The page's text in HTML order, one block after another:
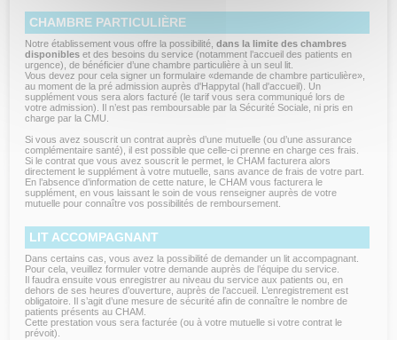
CHAMBRE PARTICULIÈRE
Notre établissement vous offre la possibilité, dans la limite des chambres
disponibles et des besoins du service (notamment l’accueil des patients en
urgence), de bénéficier d’une chambre particulière à un seul lit.
Vous devez pour cela signer un formulaire «demande de chambre particulière»,
au moment de la pré admission auprès d'Happytal (hall d'accueil). Un
supplément vous sera alors facturé (le tarif vous sera communiqué lors de
votre admission). Il n’est pas remboursable par la Sécurité Sociale, ni pris en
charge par la CMU.
Si vous avez souscrit un contrat auprès d’une mutuelle (ou d’une assurance
complémentaire santé), il est possible que celle-ci prenne en charge ces frais.
Si le contrat que vous avez souscrit le permet, le CHAM facturera alors
directement le supplément à votre mutuelle, sans avance de frais de votre part.
En l’absence d’information de cette nature, le CHAM vous facturera le
supplément, en vous laissant le soin de vous renseigner auprès de votre
mutuelle pour connaître vos possibilités de remboursement.
LIT ACCOMPAGNANT
Dans certains cas, vous avez la possibilité de demander un lit accompagnant.
Pour cela, veuillez formuler votre demande auprès de l’équipe du service.
Il faudra ensuite vous enregistrer au niveau du service aux patients ou, en
dehors de ses heures d’ouverture, auprès de l’accueil. L’enregistrement est
obligatoire. Il s’agit d’une mesure de sécurité afin de connaître le nombre de
patients présents au CHAM.
Cette prestation vous sera facturée (ou à votre mutuelle si votre contrat le
prévoit).